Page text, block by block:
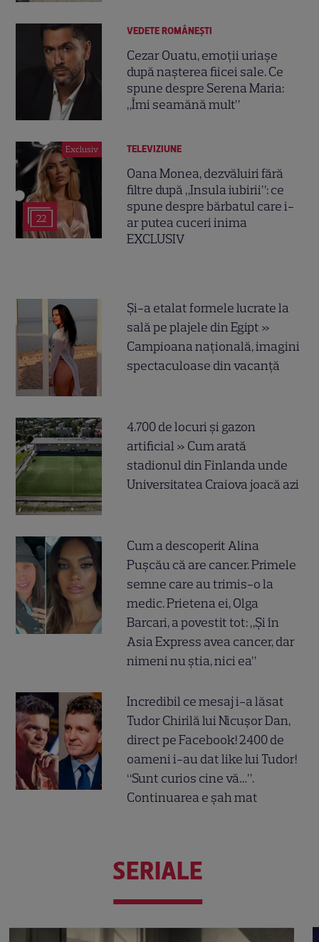
VEDETE ROMÂNEŞTI
Cezar Ouatu, emoții uriașe
după nașterea fiicei sale. Ce
spune despre Serena Maria:
„Îmi seamănă mult”
Exclusiv
22
TELEVIZIUNE
Oana Monea, dezvăluiri fără
filtre după „Insula iubirii”: ce
spune despre bărbatul care i-
ar putea cuceri inima
EXCLUSIV
Și-a etalat formele lucrate la
sală pe plajele din Egipt »
Campioana națională, imagini
spectaculoase din vacanță
4.700 de locuri și gazon
artificial » Cum arată
stadionul din Finlanda unde
Universitatea Craiova joacă azi
Cum a descoperit Alina
Pușcău că are cancer. Primele
semne care au trimis-o la
medic. Prietena ei, Olga
Barcari, a povestit tot: „Și în
Asia Express avea cancer, dar
nimeni nu știa, nici ea”
Incredibil ce mesaj i-a lăsat
Tudor Chirilă lui Nicușor Dan,
direct pe Facebook! 2400 de
oameni i-au dat like lui Tudor!
“Sunt curios cine vă…”.
Continuarea e șah mat
SERIALE